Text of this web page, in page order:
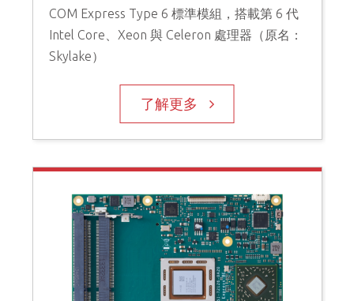
COM Express Type 6 標準模組，搭載第 6 代
Intel Core、Xeon 與 Celeron 處理器（原名：
Skylake）
了解更多